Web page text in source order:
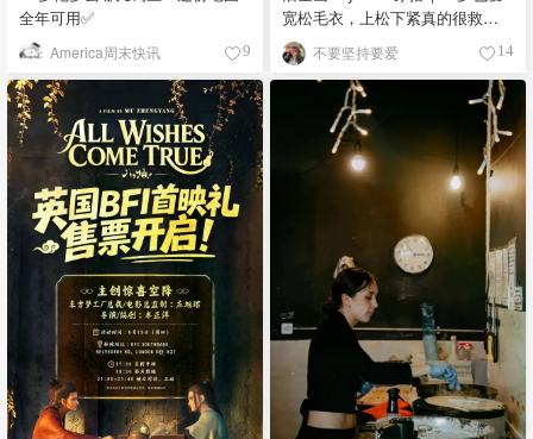
全年可用✅
America周末快讯 9
宽松毛衣，上松下紧真的很救比
例
不要坚持要爱 14